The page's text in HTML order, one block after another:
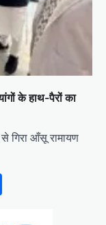
के हाथ-पैरों का
गिरा आँसू रामायण